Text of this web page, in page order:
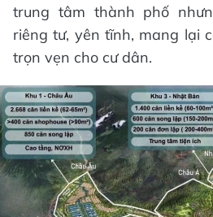
trung tâm thành phố
riêng tư, yên tĩnh, mang lại
trọn vẹn cho cư dân.